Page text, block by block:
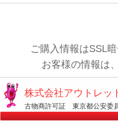
ご購入情報はSSL
お客様の情報は
株式会社アウトレッ
古物商許可証 東京都公安委